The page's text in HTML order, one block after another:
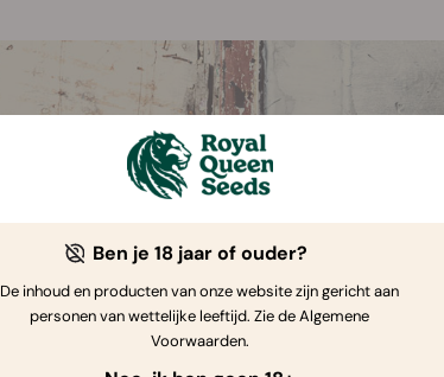
Ben je 18 jaar of ouder?
De inhoud en producten van onze website zijn gericht aan
personen van wettelijke leeftijd. Zie de Algemene
Voorwaarden.